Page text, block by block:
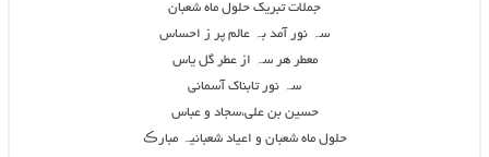
جملات تبریک حلول ماه شعبان
سہ نور آمد بہ عالم پر ز احساس
معطر هر سہ از عطر گل یاس
سہ نور تابناک آسمانی
حسین بن علی،سجاد و عباس
حلول ماه شعبان و اعیاد شعبانیہ مبارڪ